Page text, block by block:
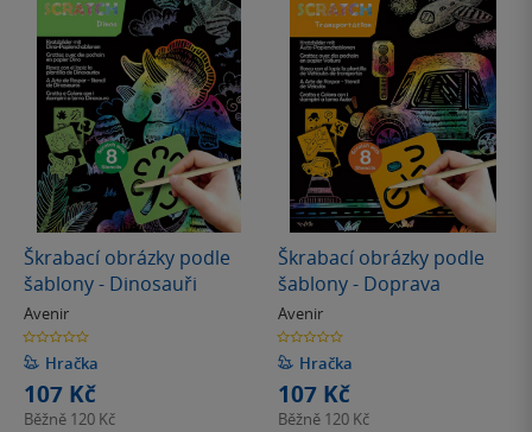
Škrabací obrázky podle
šablony - Dinosauři
Avenir
0.0
z
5
hvězdiček
Hračka
107 Kč
Běžně 120 Kč
Škrabací obrázky podle
šablony - Doprava
Avenir
0.0
z
5
hvězdiček
Hračka
107 Kč
Běžně 120 Kč